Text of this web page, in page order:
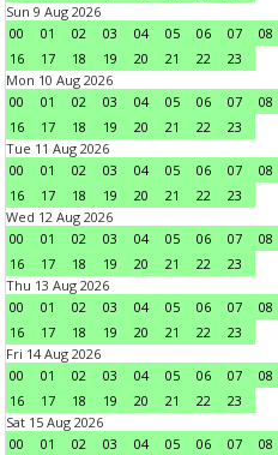
Sun 9 Aug 2026
00
01 02 03 04 05 06 07 08
16
17 18 19 20 21 22
23
Mon 10 Aug 2026
00
01 02 03 04 05 06 07 08
16
17 18 19 20 21 22
23
Tue 11 Aug 2026
00
01 02 03 04 05 06 07 08
16
17 18 19 20 21 22
23
Wed 12 Aug 2026
00
01 02 03 04 05 06 07 08
16
17 18 19 20 21 22
23
Thu 13 Aug 2026
00
01 02 03 04 05 06 07 08
16
17 18 19 20 21 22
23
Fri 14 Aug 2026
00
01 02 03 04 05 06 07 08
16
17 18 19 20 21 22
23
Sat 15 Aug 2026
00
01 02 03 04 05 06 07 08